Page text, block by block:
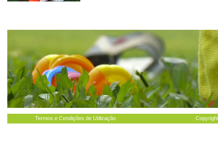
Termos e Condições de Utilização